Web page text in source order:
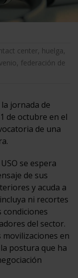
center, huelga,
, federación de
jornada de
de octubre en el
de una
se espera
de sus
y acuda a
ni recortes
condiciones
del sector.
en
postura que ha